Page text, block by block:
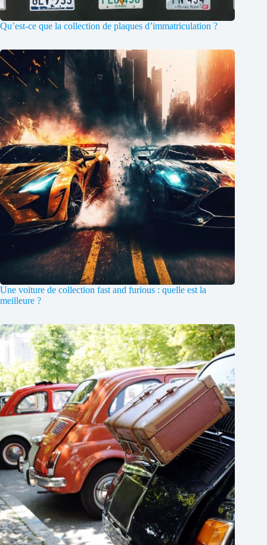
Qu’est-ce que la collection de plaques d’immatriculation ?
Une voiture de collection fast and furious : quelle est la
meilleure ?